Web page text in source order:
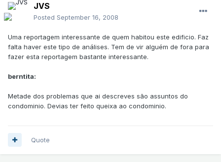
JVS
Posted September 16, 2008
Uma reportagem interessante de quem habitou este edificio. Faz
falta haver este tipo de análises. Tem de vir alguém de fora para
fazer esta reportagem bastante interessante.
berntita:
Metade dos problemas que ai descreves são assuntos do
condominio. Devias ter feito queixa ao condominio.
Quote